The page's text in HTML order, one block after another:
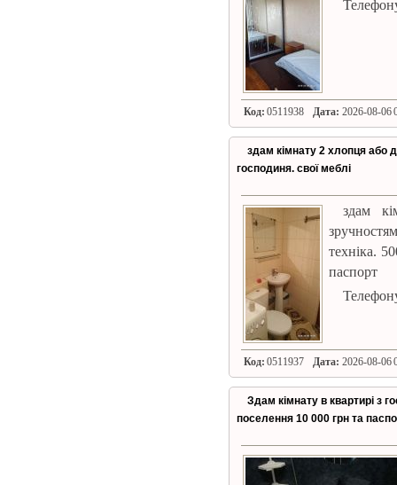
Код: 0511938 Дата: 2026-08-06
здам кімнату 2 хлопця або
господиня. свої меблі
здам
техніка.
паспорт
Код: 0511937 Дата: 2026-08-06
Здам кімнату в квартирі з
поселення 10 000 грн та